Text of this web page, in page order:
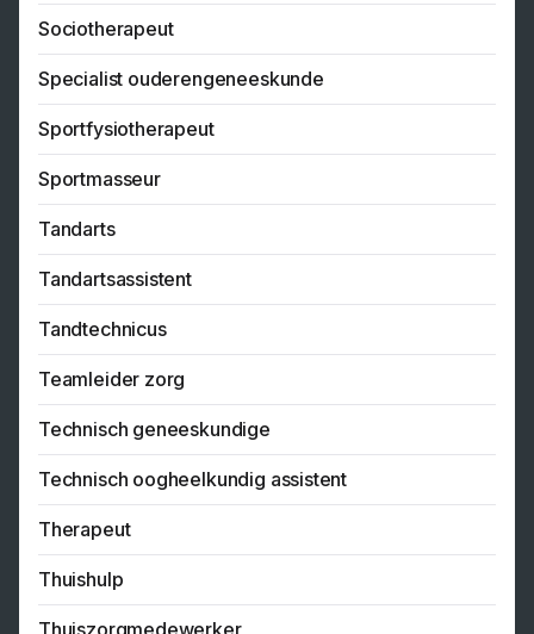
Sociotherapeut
Specialist ouderengeneeskunde
Sportfysiotherapeut
Sportmasseur
Tandarts
Tandartsassistent
Tandtechnicus
Teamleider zorg
Technisch geneeskundige
Technisch oogheelkundig assistent
Therapeut
Thuishulp